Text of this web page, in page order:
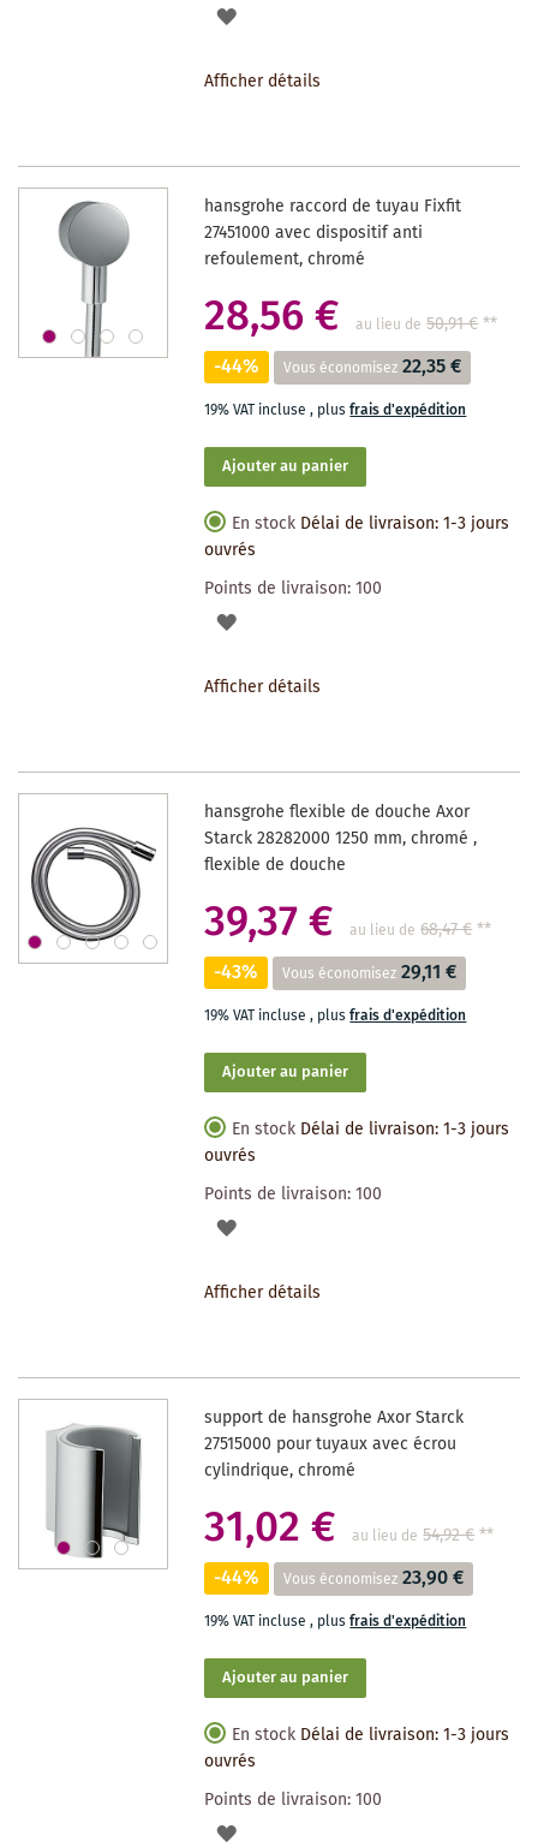
AJOUTER
SOUHAITS
Afficher détails
hansgrohe raccord de tuyau Fixfit
27451000 avec dispositif anti
refoulement, chromé
28,56 € au lieu de 50,91 €**
-44% Vous économisez 22,35 €
19% VAT incluse, plusfrais d'expédition
Ajouter au panier
En stock Délai de livraison: 1-3 jours
ouvrés
Points de livraison:100
AJOUTER
SOUHAITS
Afficher détails
hansgrohe flexible de douche Axor
Starck 28282000 1250 mm, chromé ,
flexible de douche
39,37 € au lieu de 68,47 €**
-43% Vous économisez 29,11 €
19% VAT incluse, plusfrais d'expédition
Ajouter au panier
En stock Délai de livraison: 1-3 jours
ouvrés
Points de livraison:100
AJOUTER
SOUHAITS
Afficher détails
support de hansgrohe Axor Starck
27515000 pour tuyaux avec écrou
cylindrique, chromé
31,02 € au lieu de 54,92 €**
-44% Vous économisez 23,90 €
19% VAT incluse, plusfrais d'expédition
Ajouter au panier
En stock Délai de livraison: 1-3 jours
ouvrés
Points de livraison:100
AJOUTER